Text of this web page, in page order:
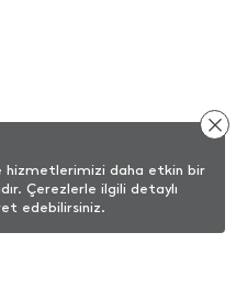
hizmetlerimizi daha etkin bir
Çerezlerle ilgili detaylı
edebilirsiniz.